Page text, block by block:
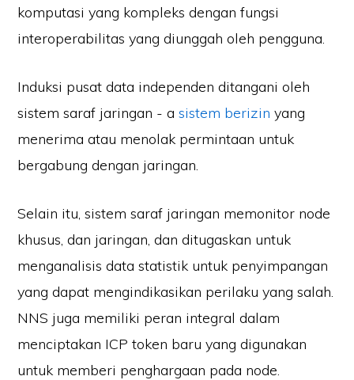
komputasi yang kompleks dengan fungsi
interoperabilitas yang diunggah oleh pengguna.
Induksi pusat data independen ditangani oleh
sistem saraf jaringan - asistem berizin yang
menerima atau menolak permintaan untuk
bergabung dengan jaringan.
Selain itu, sistem saraf jaringan memonitor node
khusus, dan jaringan, dan ditugaskan untuk
menganalisis data statistik untuk penyimpangan
yang dapat mengindikasikan perilaku yang salah.
NNS juga memiliki peran integral dalam
menciptakan ICP token baru yang digunakan
untuk memberi penghargaan pada node.